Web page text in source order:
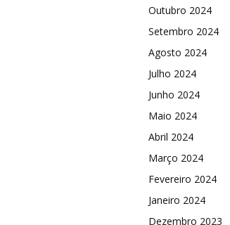
Outubro 2024
Setembro 2024
Agosto 2024
Julho 2024
Junho 2024
Maio 2024
Abril 2024
Março 2024
Fevereiro 2024
Janeiro 2024
Dezembro 2023